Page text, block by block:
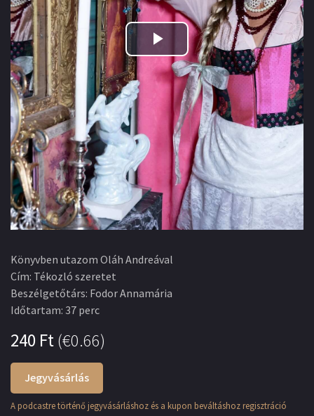
Play
Video
Könyvben utazom Oláh Andreával
Cím: Tékozló szeretet
Beszélgetőtárs: Fodor Annamária
Időtartam: 37 perc
240 Ft(€0.66)
Jegyvásárlás
A podcastre történő jegyvásárláshoz és a kupon beváltáshoz regisztráció